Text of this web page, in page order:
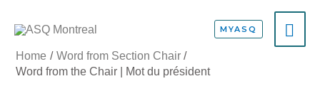
MYASQ
Home
Word from Section Chair
Word from the Chair | Mot du président